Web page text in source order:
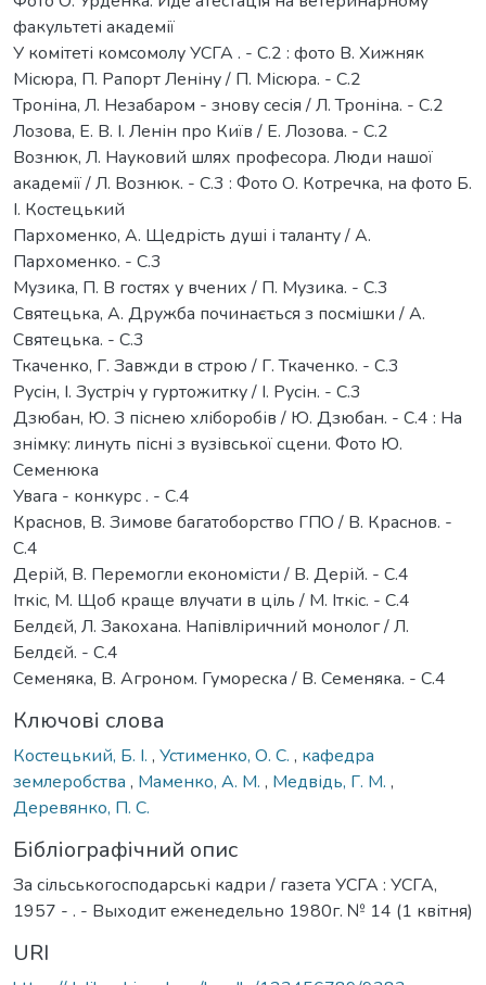
факультеті академії
У комітеті комсомолу УСГА . - С.2 : фото В. Хижняк
Місюра, П. Рапорт Леніну / П. Місюра. - С.2
Троніна, Л. Незабаром - знову сесія / Л. Троніна. - С.2
Лозова, Е. В. І. Ленін про Київ / Е. Лозова. - С.2
Вознюк, Л. Науковий шлях професора. Люди нашої
академії / Л. Вознюк. - С.3 : Фото О. Котречка, на фото Б.
І. Костецький
Пархоменко, А. Щедрість душі і таланту / А.
Пархоменко. - С.3
Музика, П. В гостях у вчених / П. Музика. - С.3
Святецька, А. Дружба починається з посмішки / А.
Святецька. - С.3
Ткаченко, Г. Завжди в строю / Г. Ткаченко. - С.3
Русін, І. Зустріч у гуртожитку / І. Русін. - С.3
Дзюбан, Ю. З піснею хліборобів / Ю. Дзюбан. - С.4 : На
знімку: линуть пісні з вузівської сцени. Фото Ю.
Семенюка
Увага - конкурс . - С.4
Краснов, В. Зимове багатоборство ГПО / В. Краснов. -
С.4
Дерій, В. Перемогли економісти / В. Дерій. - С.4
Іткіс, М. Щоб краще влучати в ціль / М. Іткіс. - С.4
Белдєй, Л. Закохана. Напівліричний монолог / Л.
Белдєй. - С.4
Семеняка, В. Агроном. Гумореска / В. Семеняка. - С.4
Ключові слова
Костецький, Б. І. , Устименко, О. С. , кафедра
землеробства , Маменко, А. М. , Медвідь, Г. М. ,
Деревянко, П. С.
Бібліографічний опис
За сільськогосподарські кадри / газета УСГА : УСГА,
1957 - . - Выходит еженедельно 1980г. № 14 (1 квітня)
URI